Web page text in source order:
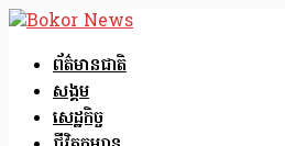
ព័ត៌មានជាតិ
សង្គម
សេដ្ឋកិច្ច